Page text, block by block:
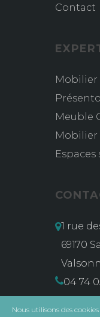
Contact
Mobilier
Meuble
Mobilier
Espaces
1 rue
69170
04 74
Nous utilisons des